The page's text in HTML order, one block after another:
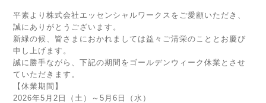
平素より株式会社エッセンシャルワークスをご愛顧いただき、
誠にありがとうございます。
新緑の候、皆さまにおかれましては益々ご清栄のこととお慶び
申し上げます。
誠に勝手ながら、下記の期間をゴールデンウィーク休業とさせ
ていただきます。
【休業期間】
2026年5月2日（土）～5月6日（水）